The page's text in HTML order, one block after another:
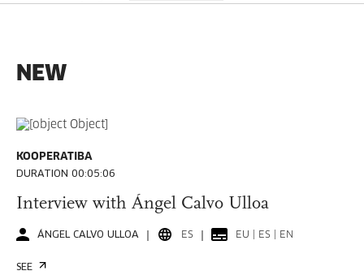
NEW
KOOPERATIBA
DURATION 00:05:06
Interview with Ángel Calvo Ulloa
ÁNGEL CALVO ULLOA ES EU | ES | EN
SEE